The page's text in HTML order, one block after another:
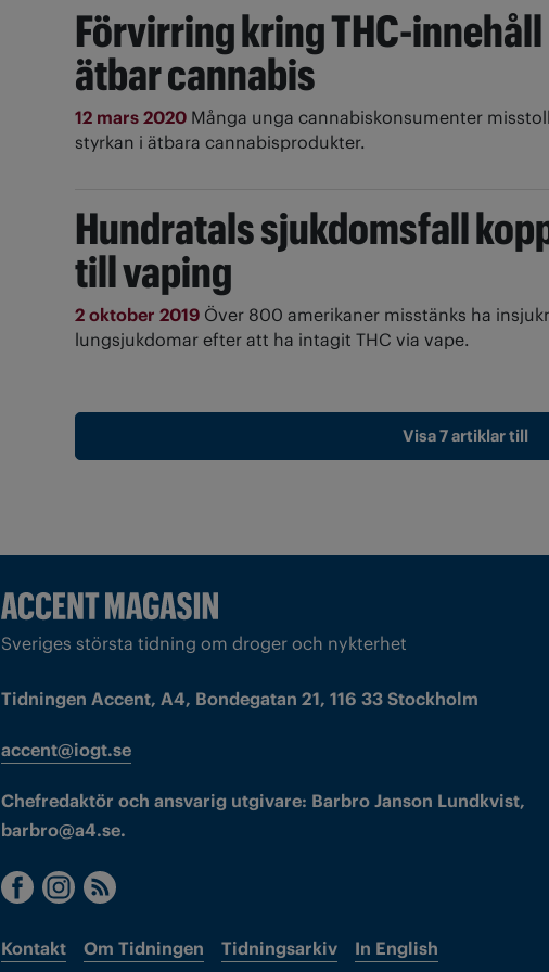
Förvirring kring THC-innehåll
ätbar cannabis
12 mars 2020 Många unga cannabiskonsumenter
styrkan i ätbara cannabisprodukter.
Hundratals sjukdomsfall
till vaping
2 oktober 2019 Över 800 amerikaner misstänks ha
lungsjukdomar efter att ha intagit THC via vape.
Visa 7 artiklar till
Sveriges största tidning om droger och nykterhet
Tidningen Accent, A4, Bondegatan 21, 116 33 Stockholm
accent@iogt.se
Chefredaktör och ansvarig utgivare: Barbro Janson Lundkvist,
barbro@a4.se.
Kontakt Om Tidningen Tidningsarkiv In English